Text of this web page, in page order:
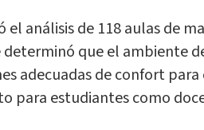
el análisis de 118 aulas de
determinó que el ambiente
adecuadas de confort
para estudiantes como